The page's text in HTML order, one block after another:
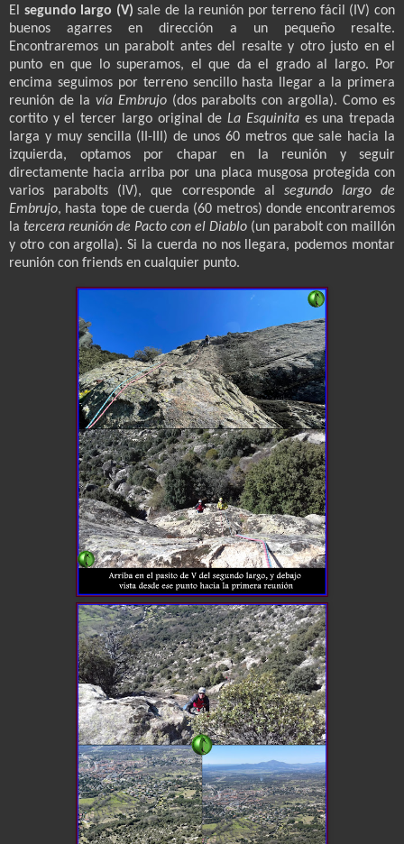
El segundo largo (V) sale de la reunión por terreno fácil (IV) con
buenos agarres en dirección a un pequeño resalte.
Encontraremos un parabolt antes del resalte y otro justo en el
punto en que lo superamos, el que da el grado al largo. Por
encima seguimos por terreno sencillo hasta llegar a la primera
reunión de la vía Embrujo(dos parabolts con argolla). Como es
cortito y el tercer largo original deLa Esquinitaes una trepada
larga y muy sencilla (II-III) de unos 60 metros que sale hacia la
izquierda, optamos por chapar en la reunión y seguir
directamente hacia arriba por una placa musgosa protegida con
varios parabolts (IV), que corresponde al segundo largo de
Embrujo, hasta tope de cuerda (60 metros) donde encontraremos
la tercera reunión de Pacto con el Diablo (un parabolt con maillón
y otro con argolla). Si la cuerda no nos llegara, podemos montar
reunión con friends en cualquier punto.